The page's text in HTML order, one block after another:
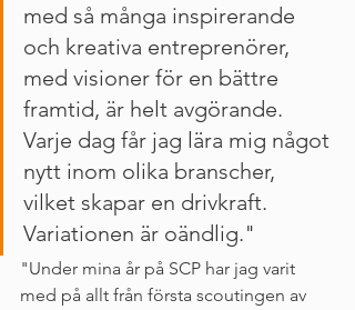
med så många inspirerande
och kreativa entreprenörer,
med visioner för en bättre
framtid, är helt avgörande.
Varje dag får jag lära mig något
nytt inom olika branscher,
vilket skapar en drivkraft.
Variationen är oändlig."
"Under mina år på SCP har jag varit
med på allt från första scoutingen av